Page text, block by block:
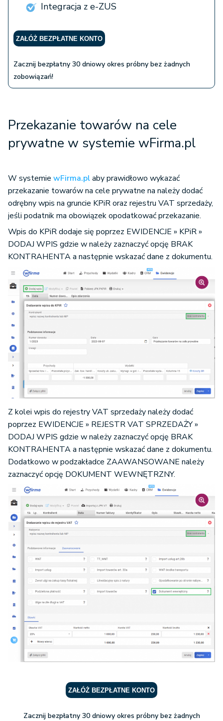
Integracja z e-ZUS
ZAŁÓŻ BEZPŁATNE KONTO
Zacznij bezpłatny 30 dniowy okres próbny bez żadnych
zobowiązań!
Przekazanie towarów na cele
prywatne w systemie wFirma.pl
W systemie wFirma.plaby prawidłowo wykazać
przekazanie towarów na cele prywatne na należy dodać
odrębny wpis na gruncie KPiR oraz rejestru VAT sprzedaży,
jeśli podatnik ma obowiązek opodatkować przekazanie.
Wpis do KPiR dodaje się poprzez EWIDENCJE » KPiR »
DODAJ WPIS gdzie w należy zaznaczyć opcję BRAK
KONTRAHENTA a następnie wskazać dane z dokumentu.
Z kolei wpis do rejestry VAT sprzedaży należy dodać
poprzez EWIDENCJE » REJESTR VAT SPRZEDAŻY »
DODAJ WPIS gdzie w należy zaznaczyć opcję BRAK
KONTRAHENTA a następnie wskazać dane z dokumentu.
Dodatkowo w podzakładce ZAAWANSOWANE należy
zaznaczyć opcję DOKUMENT WEWNĘTRZNY.
ZAŁÓŻ BEZPŁATNE KONTO
Zacznij bezpłatny 30 dniowy okres próbny bez żadnych